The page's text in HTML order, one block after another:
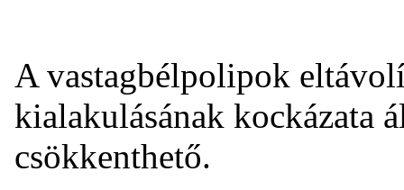
A vastagbélpolipok
kialakulásának kockázata
csökkenthető.